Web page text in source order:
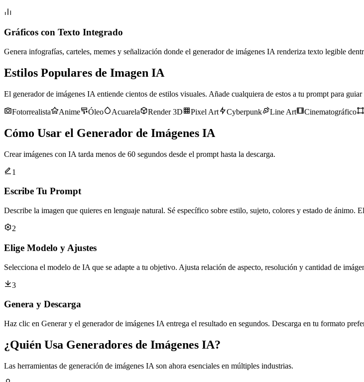
Gráficos con Texto Integrado
Genera infografías, carteles, memes y señalización donde el generador de imágenes IA renderiza texto legible
Estilos Populares de Imagen IA
El generador de imágenes IA entiende cientos de estilos visuales. Añade cualquiera de estos a tu prompt para guiar
Fotorrealista Anime Óleo Acuarela Render 3D Pixel Art Cyberpunk Line Art Cinematográfico
Cómo Usar el Generador de Imágenes IA
Crear imágenes con IA tarda menos de 60 segundos desde el prompt hasta la descarga.
1
Escribe Tu Prompt
Describe la imagen que quieres en lenguaje natural. Sé específico sobre estilo, sujeto, colores y estado de ánimo.
2
Elige Modelo y Ajustes
Selecciona el modelo de IA que se adapte a tu objetivo. Ajusta relación de aspecto, resolución y cantidad de
3
Genera y Descarga
Haz clic en Generar y el generador de imágenes IA entrega el resultado en segundos. Descarga en tu formato
¿Quién Usa Generadores de Imágenes IA?
Las herramientas de generación de imágenes IA son ahora esenciales en múltiples industrias.